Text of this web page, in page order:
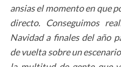
ansias el momento en que
directo. Conseguimos
Navidad a finales del año
de vuelta sobre un